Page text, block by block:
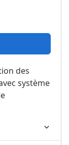
des
système